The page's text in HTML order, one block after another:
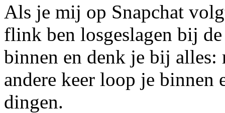
Als je mij op Snapchat
flink ben losgeslagen bij
binnen en denk je bij
andere keer loop je binnen
dingen.